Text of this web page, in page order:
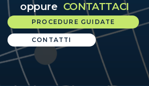
oppure CONTATTACI
PROCEDURE GUIDATE
CONTATTI